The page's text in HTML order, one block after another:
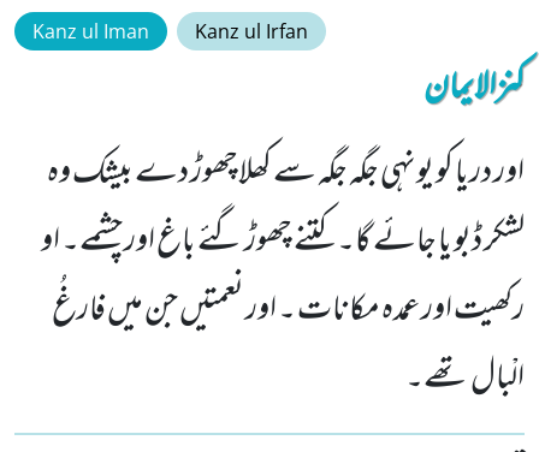
Kanz ul Iman Kanz ul Irfan
کنزالایمان
اور دریا کو یونہی جگہ جگہ سے کھلاچھوڑ دے بیشک وہ
لشکر ڈبو یا جائے گا۔ کتنے چھوڑ گئے باغ اور چشمے۔ او
رکھیت اور عمدہ مکانات ۔ اور نعمتیں جن میں فارغُ
الْبال تھے۔